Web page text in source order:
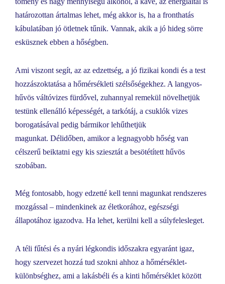
határozottan ártalmas lehet, még akkor is, ha a fronthatás
kábulatában jó ötletnek tűnik. Vannak, akik a jó hideg sörre
esküsznek ebben a hőségben.
Ami viszont segít, az az edzettség, a jó fizikai kondi és a test
hozzászoktatása a hőmérsékleti szélsőségekhez. A langyos-
hűvös váltóvizes fürdővel, zuhannyal remekül növelhetjük
testünk ellenálló képességét, a tarkótáj, a csuklók vizes
borogatásával pedig bármikor lehűthetjük
magunkat. Délidőben, amikor a legnagyobb hőség van
célszerű beiktatni egy kis sziesztát a besötétített hűvös
szobában.
Még fontosabb, hogy edzetté kell tenni magunkat rendszeres
mozgással – mindenkinek az életkorához, egészségi
állapotához igazodva. Ha lehet, kerülni kell a súlyfelesleget.
A téli fűtési és a nyári légkondis időszakra egyaránt igaz,
hogy szervezet hozzá tud szokni ahhoz a hőmérséklet-
különbséghez, ami a lakásbéli és a kinti hőmérséklet között